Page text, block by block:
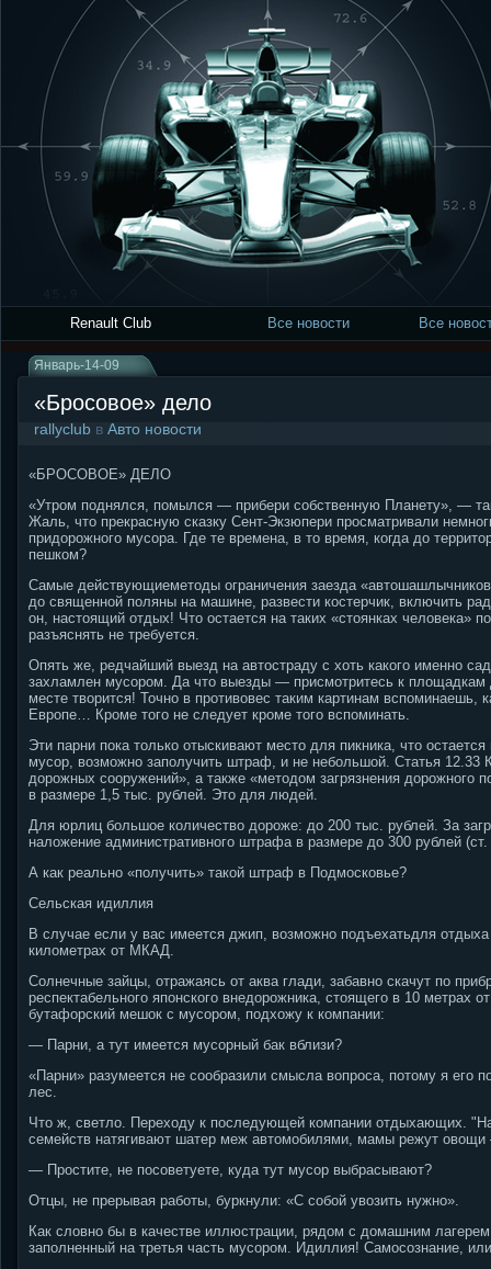
Renault Club Все новости Все
Январь-14-09
«Бросовое» дело
rallyclub в Авто новости
«БРОСОВОЕ» ДЕЛО
«Утром поднялся, помылся — прибери собственную Планету», —
Жаль, что прекрасную сказку Сент-Экзюпери просматривали
придорожного мусора. Где те времена, в то время, когда до
пешком?
Самые действующиеметоды ограничения заезда
до священной поляны на машине, развести костерчик, включить
он, настоящий отдых! Что остается на таких «стоянках человека»
разъяснять не требуется.
Опять же, редчайший выезд на автостраду с хоть какого именно
захламлен мусором. Да что выезды — присмотритесь к
месте творится! Точно в противовес таким картинам вспоминаешь,
Европе… Кроме того не следует кроме того вспоминать.
Эти парни пока только отыскивают место для пикника, что остается
мусор, возможно заполучить штраф, и не небольшой. Статья
дорожных сооружений», а также «методом загрязнения
в размере 1,5 тыс. рублей. Это для людей.
Для юрлиц большое количество дороже: до 200 тыс. рублей. За
наложение административного штрафа в размере до 300 рублей
А как реально «получить» такой штраф в Подмосковье?
Сельская идиллия
В случае если у вас имеется джип, возможно подъехатьдля
километрах от МКАД.
Солнечные зайцы, отражаясь от аква глади, забавно скачут по
респектабельного японского внедорожника, стоящего в 10 метрах
бутафорский мешок с мусором, подхожу к компании:
— Парни, а тут имеется мусорный бак вблизи?
«Парни» разумеется не сообразили смысла вопроса, потому я
лес.
Что ж, светло. Переходу к последующей компании отдыхающих.
семейств натягивают шатер меж автомобилями, мамы режут
— Простите, не посоветуете, куда тут мусор выбрасывают?
Отцы, не прерывая работы, буркнули: «С собой увозить нужно».
Как словно бы в качестве иллюстрации, рядом с домашним
заполненный на третья часть мусором. Идиллия! Самосознание,